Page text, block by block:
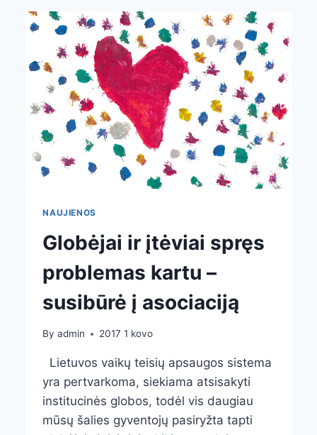
APSAUGOS
IR
DARBO
MINISTRU
NAUJIENOS
Globėjai ir įtėviai spręs
problemas kartu –
susibūrė į asociaciją
By admin 2017 1 kovo
Lietuvos vaikų teisių apsaugos sistema
yra pertvarkoma, siekiama atsisakyti
institucinės globos, todėl vis daugiau
mūsų šalies gyventojų pasiryžta tapti